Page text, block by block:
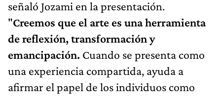
señaló Jozami en la presentación.
"Creemos que el arte es una herramienta
de reflexión, transformación y
emancipación. Cuando se presenta como
una experiencia compartida, ayuda a
afirmar el papel de los individuos como